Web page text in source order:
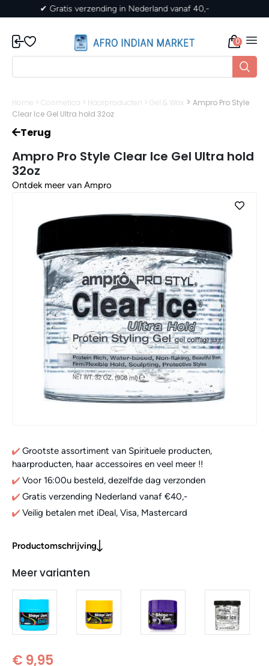
✔ Gratis verzending in Nederland vanaf 40,-
0
Home > Cosmetica > Haarproducten > Gel & Wax > Ampro Pro Style
Clear Ice Gel Ultra hold 32oz
Terug
Ampro Pro Style Clear Ice Gel Ultra hold
32oz
Ontdek meer van Ampro
Grootste assortiment van Spirituele producten,
haarproducten, haar accessoires en veel meer !!
Voor 16:00u besteld, dezelfde dag verzonden
Gratis verzending Nederland vanaf €40,-
Veilig betalen met iDeal, Visa, Mastercard
Productomschrijving
Meer varianten
€ 9,95